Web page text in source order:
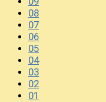
08
07
06
05
04
03
02
01